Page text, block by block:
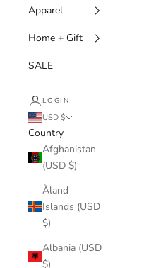
Apparel
Home + Gift
SALE
LOGIN
USD $
Country
Afghanistan
(USD $)
Åland
Islands (USD
$)
Albania (USD
$)